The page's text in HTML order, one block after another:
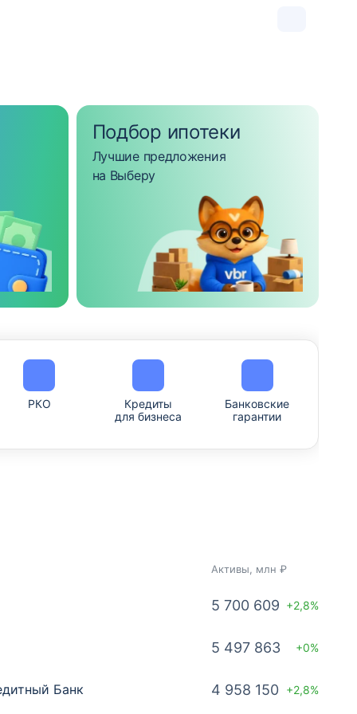
Подбор ипотеки
Лучшие предложения
на Выберу
РКО
Кредиты
для бизнеса
Банковские
гарантии
Активы, млн ₽
5 700 609 +2,8%
5 497 863 +0%
Банк 4 958 150 +2,8%